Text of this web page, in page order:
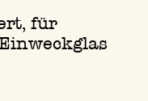
für